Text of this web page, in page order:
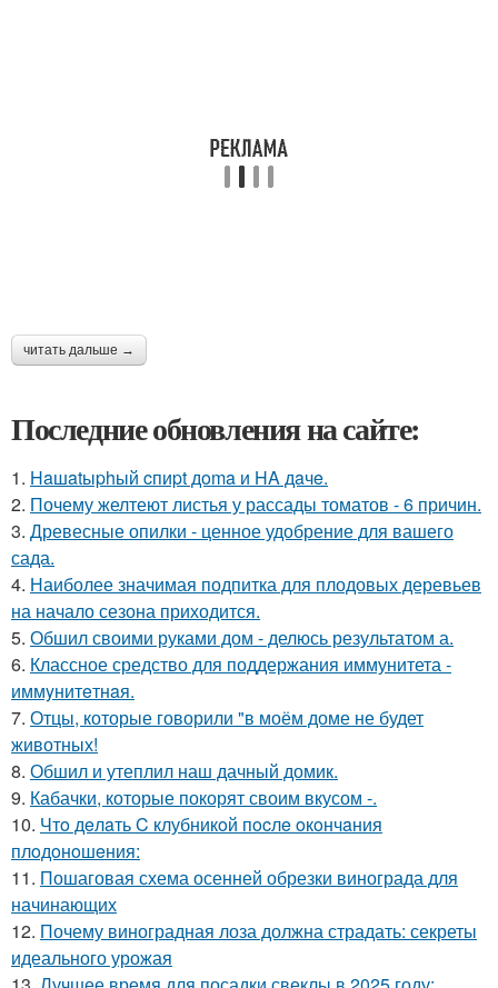
читать дальше →
Последние обновления на сайте:
1. Haшatыphый cпиpt дoma и HA дaчe.
2. Почему желтеют листья у рассады томатов - 6 причин.
3. Древесные опилки - ценное удобрение для вашего
сада.
4. Наиболее значимая подпитка для плодовых деревьев
на начало сезона приходится.
5. Обшил своими руками дом - делюсь результатом а.
6. Классное средство для поддержания иммунитета -
иммyнитeтнaя.
7. Отцы, которые говорили "в моём доме не будет
животных!
8. Обшил и утеплил наш дачный домик.
9. Кабачки, которые покорят своим вкусом -.
10. Чтo дeлaть C клубникoй пocлe oкoнчaния
плoдoнoшeния:
11. Пошаговая схема осенней обрезки винограда для
начинающих
12. Почему виноградная лоза должна страдать: секреты
идеального урожая